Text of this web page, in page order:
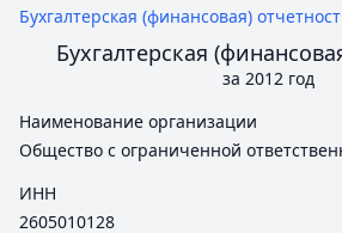
Бухгалтерская (финансовая)
Бухгалтерская
за 2012 год
Наименование организации
Общество с ограниченной
ИНН
2605010128